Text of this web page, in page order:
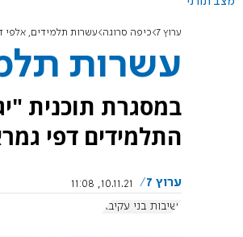
ערוץ 7 כיפה סרוגה עשרות תלמידים, אלפי
עשרות
במסגרת תוכנית
התלמידים דפי
ערוץ 7
10.11.21, 11:08
ישיבות בני עקיבא